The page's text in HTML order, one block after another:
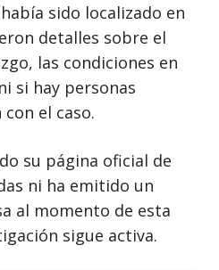
sido localizado en
detalles sobre el
las condiciones en
si hay personas
el caso.
su página oficial de
ni ha emitido un
al momento de esta
sigue activa.